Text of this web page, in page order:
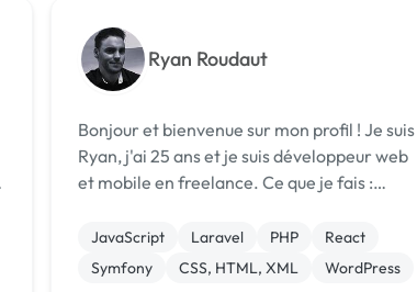
Ryan Roudaut
Bonjour et bienvenue sur mon profil ! Je suis
Ryan, j'ai 25 ans et je suis développeur web
et mobile en freelance. Ce que je fais :
JavaScript, jQuery, Bootstrap
Développement Backend : PHP, MySQL,
JavaScript Laravel PHP
React
Symfony
CSS, HTML, XML WordPress